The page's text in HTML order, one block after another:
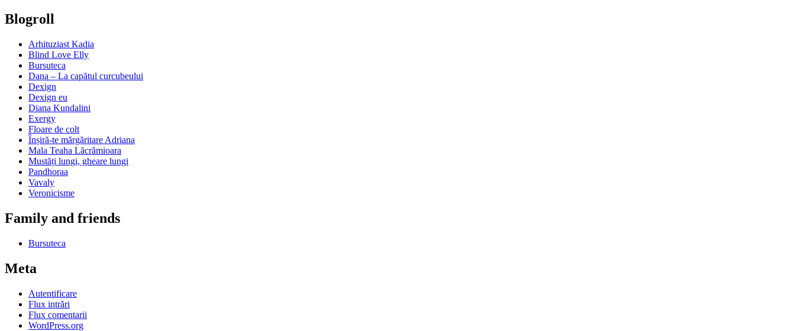
Blogroll
Arhituziast Kadia
Blind Love Elly
Bursuteca
Dana – La capătul curcubeului
Dexign
Dexign eu
Diana Kundalini
Exergy
Floare de colt
Înșiră-te mărgăritare Adriana
Mala Teaha Lăcrămioara
Mustăți lungi, gheare lungi
Pandhoraa
Vavaly
Veronicisme
Family and friends
Bursuteca
Meta
Autentificare
Flux intrări
Flux comentarii
WordPress.org